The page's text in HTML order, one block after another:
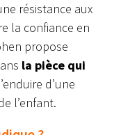
résistance aux
la confiance en
propose
la pièce qui
d’une
l’enfant.